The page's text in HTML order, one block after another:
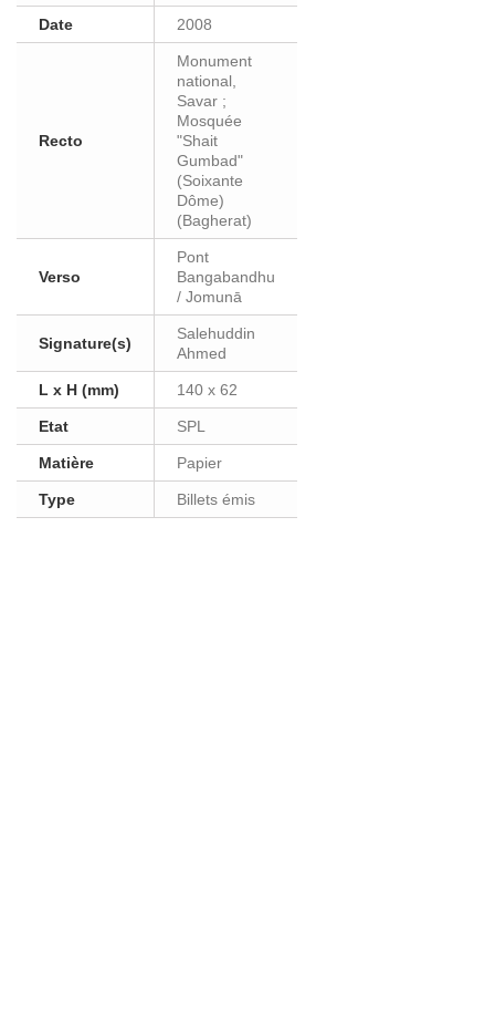
Date 2008
Recto
Monument
national,
Savar ;
Mosquée
"Shait
Gumbad"
(Soixante
Dôme)
(Bagherat)
Verso
Pont
Bangabandhu
/ Jomunā
Signature(s)
Salehuddin
Ahmed
L x H (mm) 140 x 62
Etat SPL
Matière Papier
Type Billets émis